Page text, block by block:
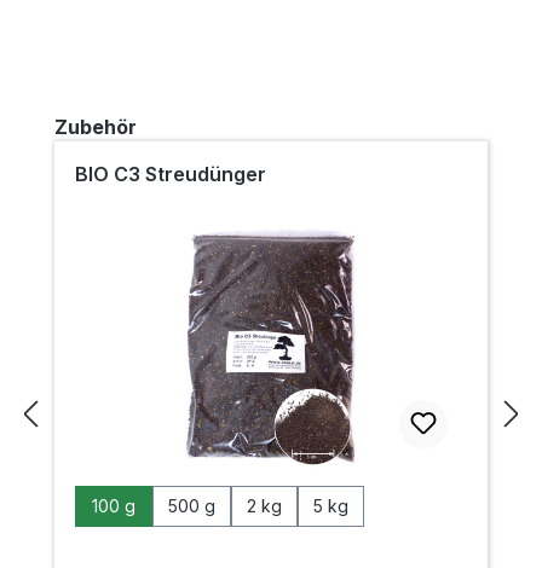
Produktgalerie überspringen
Zubehör
BIO C3 Streudünger
Packungsgröße auswählen
100 g 500 g 2 kg 5 kg